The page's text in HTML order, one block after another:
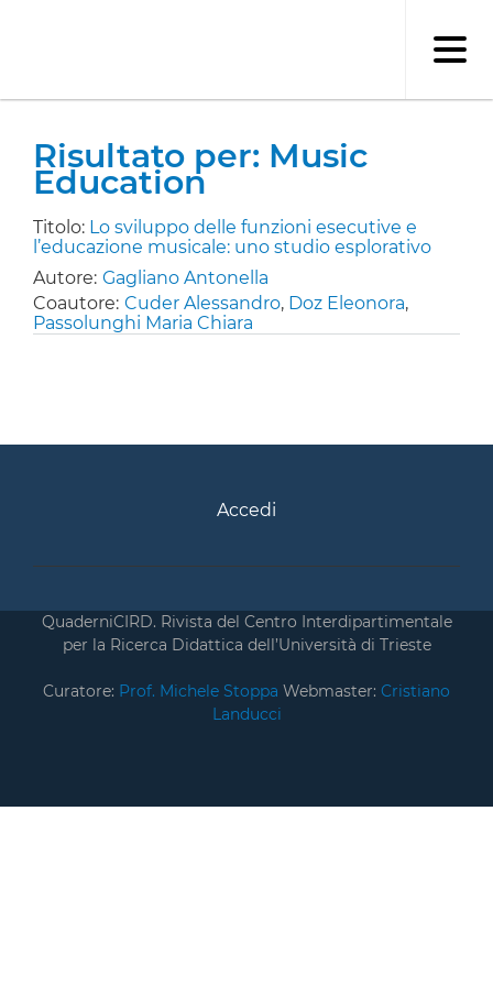
Risultato per: Music
Education
Titolo: Lo sviluppo delle funzioni esecutive e
l’educazione musicale: uno studio esplorativo
Autore: Gagliano Antonella
Coautore: Cuder Alessandro, Doz Eleonora,
Passolunghi Maria Chiara
Accedi
QuaderniCIRD. Rivista del Centro Interdipartimentale
per la Ricerca Didattica dell’Università di Trieste
Curatore: Prof. Michele Stoppa Webmaster: Cristiano
Landucci